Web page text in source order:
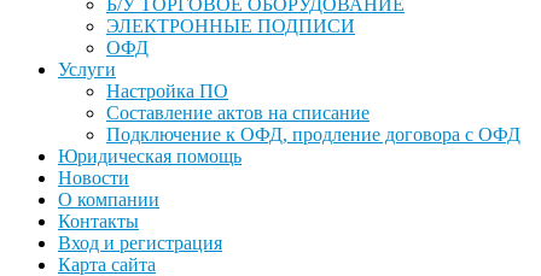
Б/У ТОРГОВОЕ ОБОРУДОВАНИЕ
ЭЛЕКТРОННЫЕ ПОДПИСИ
ОФД
Услуги
Настройка ПО
Составление актов на списание
Подключение к ОФД, продление договора с ОФД
Юридическая помощь
Новости
О компании
Контакты
Вход и регистрация
Карта сайта